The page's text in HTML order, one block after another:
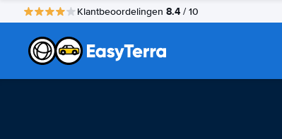
Klantbeoordelingen 8.4 / 10